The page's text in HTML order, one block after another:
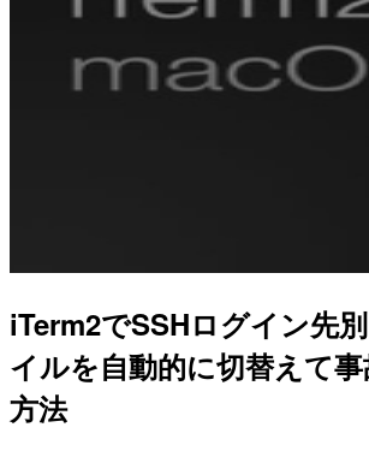
iTerm2でSSHログイン先
イルを自動的に切替えて
方法